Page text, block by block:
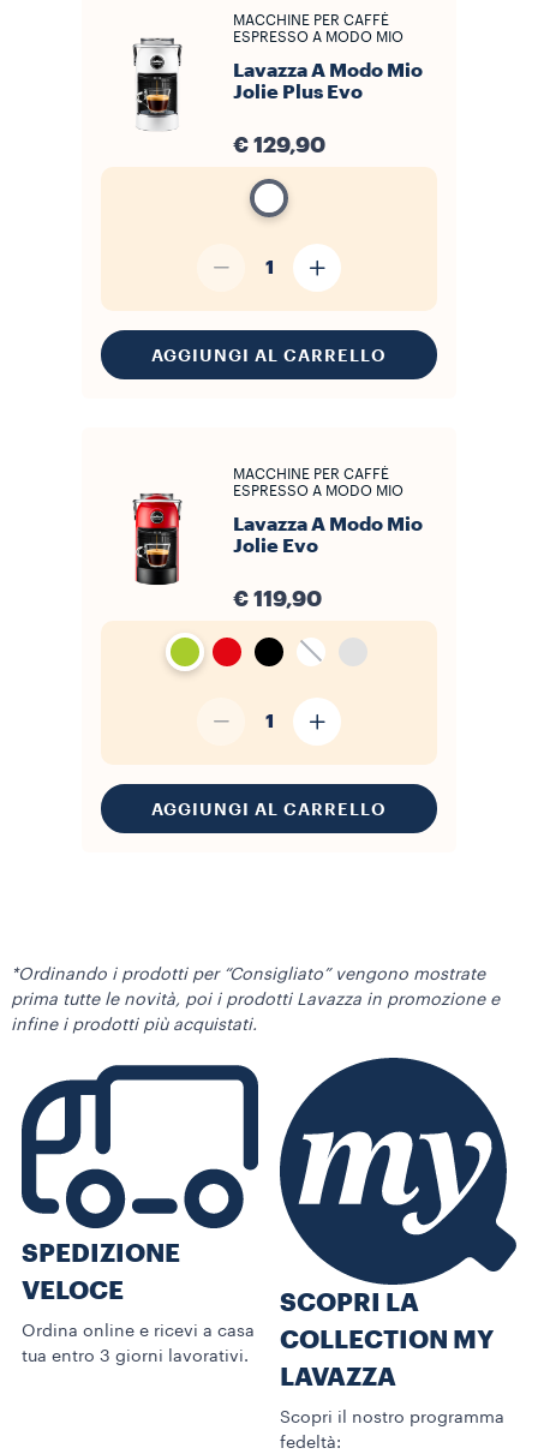
MACCHINE PER CAFFÈ
ESPRESSO A MODO MIO
Lavazza A Modo Mio
Jolie Plus Evo
€ 129,90
1
AGGIUNGI AL CARRELLO
MACCHINE PER CAFFÈ
ESPRESSO A MODO MIO
Lavazza A Modo Mio
Jolie Evo
€ 119,90
1
AGGIUNGI AL CARRELLO
*Ordinando i prodotti per “Consigliato” vengono mostrate
prima tutte le novità, poi i prodotti Lavazza in promozione e
infine i prodotti più acquistati.
SPEDIZIONE
VELOCE
Ordina online e ricevi a casa
tua entro 3 giorni lavorativi.
SCOPRI LA
COLLECTION MY
LAVAZZA
Scopri il nostro programma
fedeltà: